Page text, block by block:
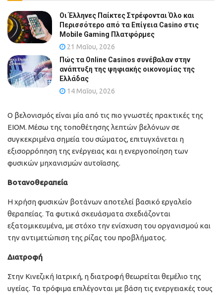
Οι Έλληνες Παίκτες Στρέφονται Όλο και
Περισσότερο από τα Επίγεια Casino στις
Mobile Gaming Πλατφόρμες
21 Μαΐου, 2026
Πώς τα Online Casinos συνέβαλαν στην
ανάπτυξη της ψηφιακής οικονομίας της
Ελλάδας
14 Μαΐου, 2026
Ο βελονισμός είναι μία από τις πιο γνωστές πρακτικές της
ΕΙΟΜ. Μέσω της τοποθέτησης λεπτών βελόνων σε
συγκεκριμένα σημεία του σώματος, επιτυγχάνεται η
εξισορρόπηση της ενέργειας και η ενεργοποίηση των
φυσικών μηχανισμών αυτοΐασης.
Βοτανοθεραπεία
Η χρήση φυσικών βοτάνων αποτελεί βασικό εργαλείο
θεραπείας. Τα φυτικά σκευάσματα σχεδιάζονται
εξατομικευμένα, με στόχο την ενίσχυση του οργανισμού και
την αντιμετώπιση της ρίζας του προβλήματος.
Διατροφή
Στην Κινεζική Ιατρική, η διατροφή θεωρείται θεμέλιο της
υγείας. Τα τρόφιμα επιλέγονται με βάση τις ενεργειακές τους